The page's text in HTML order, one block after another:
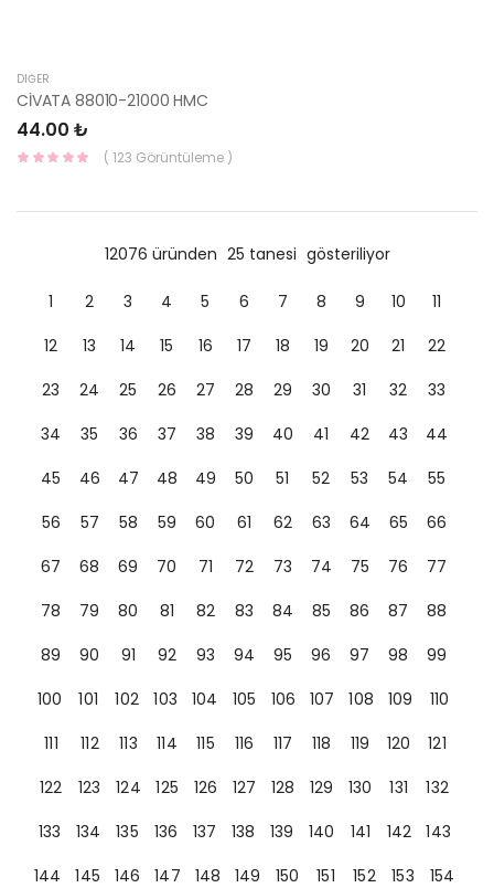
DIĞER
CİVATA 88010-21000 HMC
44.00 ₺
( 123 Görüntüleme )
12076 üründen 25 tanesi gösteriliyor
1 2 3 4 5 6 7 8 9 10
11
12
13 14 15 16 17 18 19 20 21
22
23
24 25 26 27 28 29 30 31 32
33
34
35 36 37 38 39 40 41 42 43
44
45
46 47 48 49 50 51 52 53 54
55
56
57 58 59 60 61 62 63 64 65
66
67
68 69 70 71 72 73 74 75 76
77
78
79 80 81 82 83 84 85 86 87
88
89
90 91 92 93 94 95 96 97 98
99
100
101 102 103 104 105 106 107 108 109
110
111
112 113 114 115 116 117 118 119 120
121
122
123 124 125 126 127 128 129 130 131
132
133
134 135 136 137 138 139 140 141 142
143
144
145 146 147 148 149 150 151 152 153
154